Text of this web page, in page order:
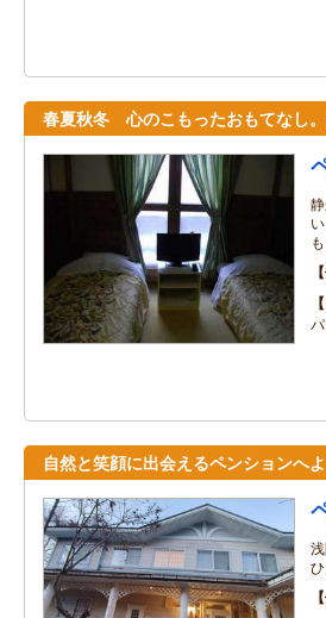
春夏秋冬 心のこもったおもてなし
自然と笑顔に出会えるペンションへよ